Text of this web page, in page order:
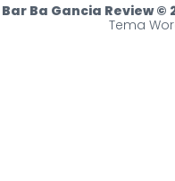
Bar Ba Gancia Review ©
Tema